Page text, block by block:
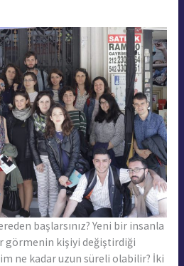
başlarsınız? Yeni bir insanla
görmenin kişiyi değiştirdiği
ne kadar uzun süreli olabilir? İki